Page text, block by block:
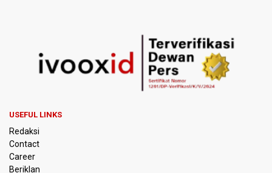
Xabi Alonso Sebut Dukungan Penggemar Chelsea
Menakjubkan di GBK, Menang Lawan AC Milan 3-0
Pakar: Pengungkapan TPPU Eks Jampidsus Febrie
Adriansyah Harus Buktikan Pidana Asal
Tersangka dan Saksi Terkait Kasus TPPU
BPIP: Satu Siswa Sekolah Rakyat Jadi Calon Paskibraka
USEFUL LINKS
Redaksi
Contact
Career
Beriklan